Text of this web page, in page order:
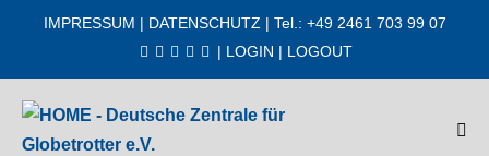
IMPRESSUM | DATENSCHUTZ | Tel.: +49 2461 703 99 07
| LOGIN | LOGOUT